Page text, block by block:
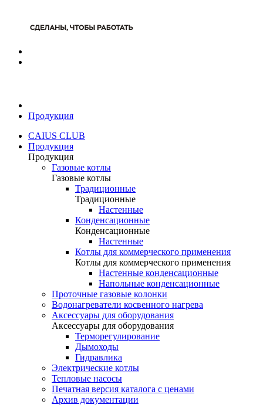
Продукция
CAIUS CLUB
Продукция
Продукция
Газовые котлы
Газовые котлы
Традиционные
Традиционные
Настенные
Конденсационные
Конденсационные
Настенные
Котлы для коммерческого применения
Котлы для коммерческого применения
Настенные конденсационные
Напольные конденсационные
Проточные газовые колонки
Водонагреватели косвенного нагрева
Аксессуары для оборудования
Аксессуары для оборудования
Терморегулирование
Дымоходы
Гидравлика
Электрические котлы
Тепловые насосы
Печатная версия каталога с ценами
Архив документации